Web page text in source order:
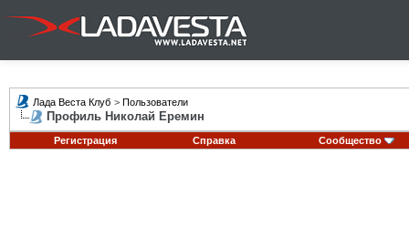
Лада Веста Клуб > Пользователи
Профиль Николай Еремин
Регистрация Справка Сообщество